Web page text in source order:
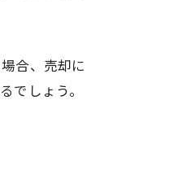
合、売却に
でしょう。